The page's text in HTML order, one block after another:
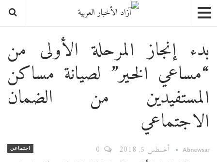
بدء إنجاز المرحلة الأولى من
“مساعي الخير” لصيانة مساكن
المستفيدين من الضمان
الاجتماعي
اجتماعي Abnewsar أغسطس 5, 2018